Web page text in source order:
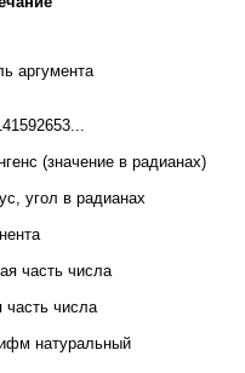
аргумента
(значение в радианах)
угол в радианах
часть числа
часть числа
натуральный